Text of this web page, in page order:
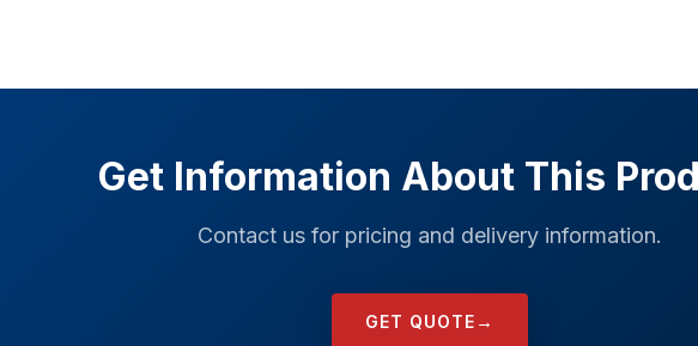
Get Information About This
Contact us for pricing and delivery information.
GET QUOTE →